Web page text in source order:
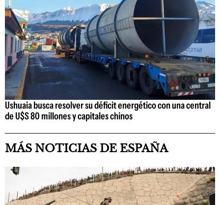
Ushuaia busca resolver su déficit energético con una central
de U$S 80 millones y capitales chinos
MÁS NOTICIAS DE ESPAÑA